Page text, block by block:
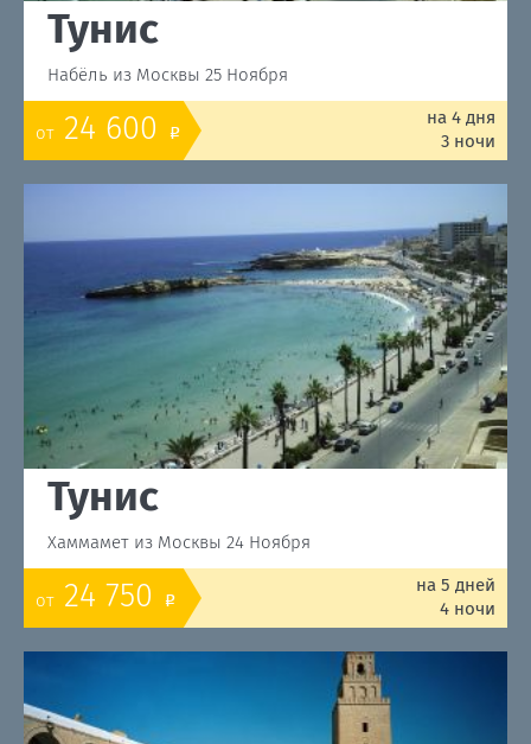
Тунис
Набёль из Москвы 25 Ноября
от 24 600 o
на 4 дня
3 ночи
Тунис
Хаммамет из Москвы 24 Ноября
от 24 750 o
на 5 дней
4 ночи